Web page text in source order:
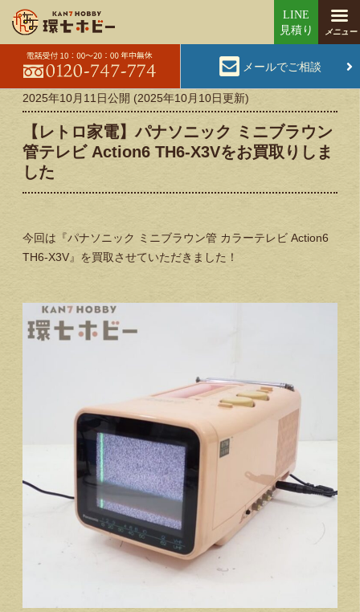
メールでご相談
2025年10月11日公開 (2025年10月10日更新)
【レトロ家電】パナソニック ミニブラウン
管テレビ Action6 TH6-X3Vをお買取りしま
した
今回は『パナソニック ミニブラウン管 カラーテレビ Action6
TH6-X3V』を買取させていただきました！